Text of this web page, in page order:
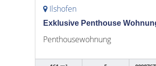
Ilshofen
Exklusive Penthouse
Penthousewohnung